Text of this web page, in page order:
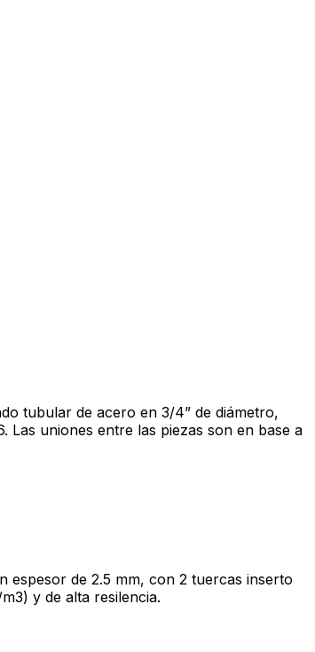
tubular de acero en 3/4” de diámetro,
Las uniones entre las piezas son en base a
espesor de 2.5 mm, con 2 tuercas inserto
y de alta resilencia.